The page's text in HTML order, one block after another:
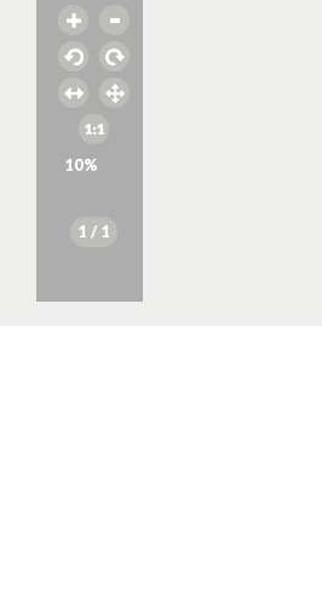
10%
1 / 1